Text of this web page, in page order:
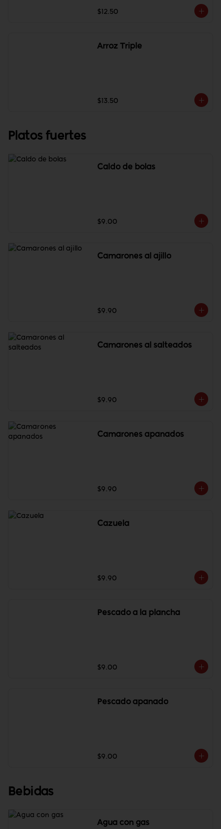
$12.50
Arroz Triple
$13.50
Platos fuertes
Caldo de bolas
$9.00
Camarones al ajillo
$9.90
Camarones al salteados
$9.90
Camarones apanados
$9.90
Cazuela
$9.90
Pescado a la plancha
$9.00
Pescado apanado
$9.00
Bebidas
Agua con gas